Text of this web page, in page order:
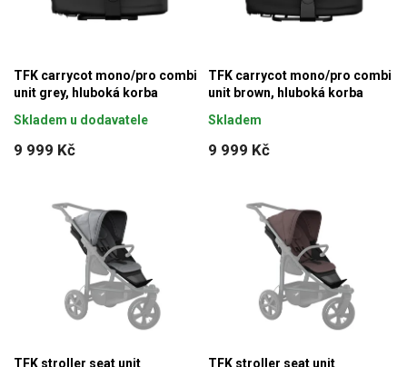
TFK carrycot mono/pro combi
unit grey, hluboká korba
9 999 Kč
Skladem u dodavatele
TFK carrycot mono/pro combi
unit brown, hluboká korba
9 999 Kč
Skladem
TFK stroller seat unit
TFK stroller seat unit